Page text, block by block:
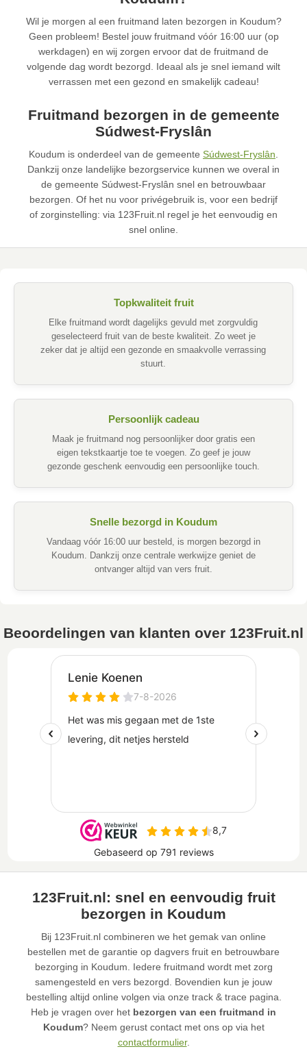
Wil je morgen al een fruitmand laten bezorgen in Koudum?
Geen probleem! Bestel jouw fruitmand vóór 16:00 uur (op
werkdagen) en wij zorgen ervoor dat de fruitmand de
volgende dag wordt bezorgd. Ideaal als je snel iemand wilt
verrassen met een gezond en smakelijk cadeau!
Fruitmand bezorgen in de gemeente
Súdwest-Fryslân
Koudum is onderdeel van de gemeente Súdwest-Fryslân.
Dankzij onze landelijke bezorgservice kunnen we overal in
de gemeente Súdwest-Fryslân snel en betrouwbaar
bezorgen. Of het nu voor privégebruik is, voor een bedrijf
of zorginstelling: via 123Fruit.nl regel je het eenvoudig en
snel online.
Topkwaliteit fruit
Elke fruitmand wordt dagelijks gevuld met zorgvuldig
geselecteerd fruit van de beste kwaliteit. Zo weet je
zeker dat je altijd een gezonde en smaakvolle verrassing
stuurt.
Persoonlijk cadeau
Maak je fruitmand nog persoonlijker door gratis een
eigen tekstkaartje toe te voegen. Zo geef je jouw
gezonde geschenk eenvoudig een persoonlijke touch.
Snelle bezorgd in Koudum
Vandaag vóór 16:00 uur besteld, is morgen bezorgd in
Koudum. Dankzij onze centrale werkwijze geniet de
ontvanger altijd van vers fruit.
Beoordelingen van klanten over 123Fruit.nl
123Fruit.nl: snel en eenvoudig fruit
bezorgen in Koudum
Bij 123Fruit.nl combineren we het gemak van online
bestellen met de garantie op dagvers fruit en betrouwbare
bezorging in Koudum. Iedere fruitmand wordt met zorg
samengesteld en vers bezorgd. Bovendien kun je jouw
bestelling altijd online volgen via onze track & trace pagina.
Heb je vragen over het bezorgen van een fruitmand in
Koudum? Neem gerust contact met ons op via het
contactformulier.